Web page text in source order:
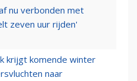
nu verbonden met
zeven uur rijden'
krijgt komende winter
naar